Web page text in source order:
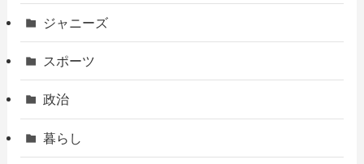
ジャニーズ
スポーツ
政治
暮らし